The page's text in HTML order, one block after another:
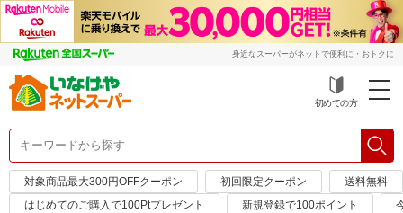
身近なスーパーがネットで便利に・おトクに
初めての方
対象商品最大300円OFFクーポン 初回限定クーポン
送料無料
はじめてのご購入で100Ptプレゼント
新規登録で100ポイント